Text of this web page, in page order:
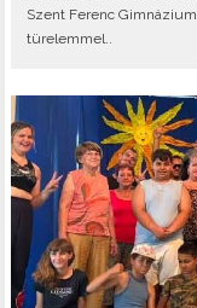
Szent Ferenc
türelemmel..